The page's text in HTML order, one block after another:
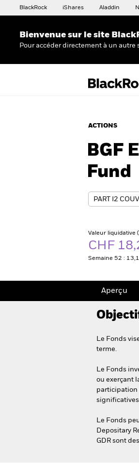
BlackRock iShares Aladdin
Bienvenue sur le site
Pour accéder directement à un autre
ACTIONS
BGF
Fund
Valeur liquidative
CHF
Semaine 52 :
Aperçu
Le Fonds
terme.
Le Fonds
ou exerçant
participation
Le Fonds
Depositary
GDR sont